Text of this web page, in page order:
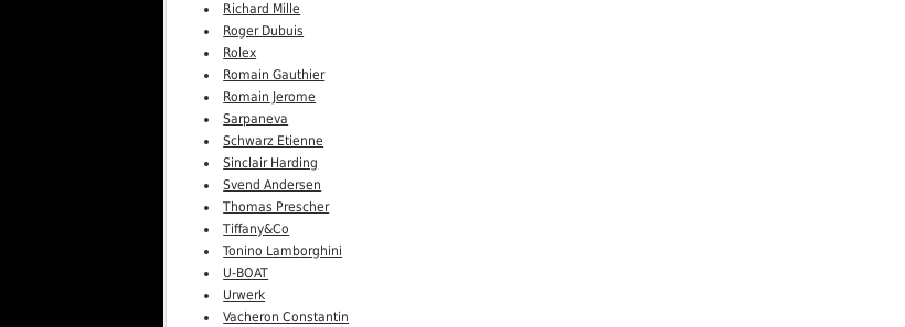
Richard Mille
Roger Dubuis
Rolex
Romain Gauthier
Romain Jerome
Sarpaneva
Schwarz Etienne
Sinclair Harding
Svend Andersen
Thomas Prescher
Tiffany&Co
Tonino Lamborghini
U-BOAT
Urwerk
Vacheron Constantin